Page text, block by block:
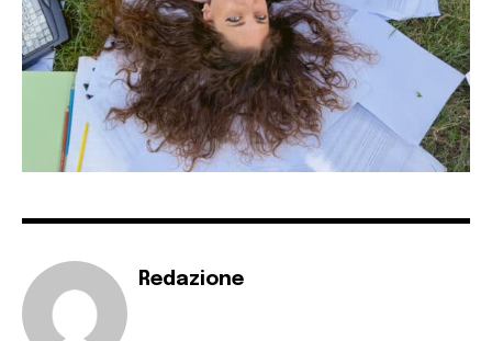
Redazione